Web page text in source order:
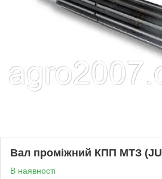
Вал проміжний КПП МТЗ
В наявності